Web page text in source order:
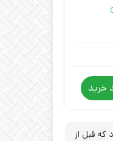
خرید
که قبل از